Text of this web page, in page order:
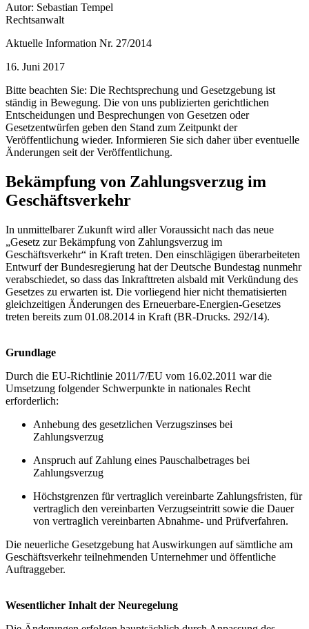
Autor: Sebastian Tempel
Rechtsanwalt
Aktuelle Information Nr. 27/2014
16. Juni 2017
Bitte beachten Sie: Die Rechtsprechung und Gesetzgebung ist
ständig in Bewegung. Die von uns publizierten gerichtlichen
Entscheidungen und Besprechungen von Gesetzen oder
Gesetzentwürfen geben den Stand zum Zeitpunkt der
Veröffentlichung wieder. Informieren Sie sich daher über eventuelle
Änderungen seit der Veröffentlichung.
Bekämpfung von Zahlungsverzug im
Geschäftsverkehr
In unmittelbarer Zukunft wird aller Voraussicht nach das neue
„Gesetz zur Bekämpfung von Zahlungsverzug im
Geschäftsverkehr“ in Kraft treten. Den einschlägigen überarbeiteten
Entwurf der Bundesregierung hat der Deutsche Bundestag nunmehr
verabschiedet, so dass das Inkrafttreten alsbald mit Verkündung des
Gesetzes zu erwarten ist. Die vorliegend hier nicht thematisierten
gleichzeitigen Änderungen des Erneuerbare-Energien-Gesetzes
treten bereits zum 01.08.2014 in Kraft (BR-Drucks. 292/14).
Grundlage
Durch die EU-Richtlinie 2011/7/EU vom 16.02.2011 war die
Umsetzung folgender Schwerpunkte in nationales Recht
erforderlich:
Anhebung des gesetzlichen Verzugszinses bei
Zahlungsverzug
Anspruch auf Zahlung eines Pauschalbetrages bei
Zahlungsverzug
Höchstgrenzen für vertraglich vereinbarte Zahlungsfristen, für
vertraglich den vereinbarten Verzugseintritt sowie die Dauer
von vertraglich vereinbarten Abnahme- und Prüfverfahren.
Die neuerliche Gesetzgebung hat Auswirkungen auf sämtliche am
Geschäftsverkehr teilnehmenden Unternehmer und öffentliche
Auftraggeber.
Wesentlicher Inhalt der Neuregelung